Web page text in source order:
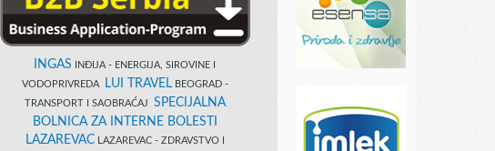
INGAS INĐIJA - ENERGIJA, SIROVINE I
VODOPRIVREDA
LUI TRAVELBEOGRAD -
TRANSPORT I SAOBRAĆAJ SPECIJALNA
BOLNICA ZA INTERNE BOLESTI
LAZAREVACLAZAREVAC - ZDRAVSTVO I